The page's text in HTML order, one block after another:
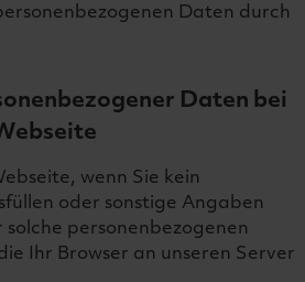
Daten durch
Daten bei
wenn Sie kein
oder sonstige Angaben
personenbezogenen
Ihr Browser an unseren Server